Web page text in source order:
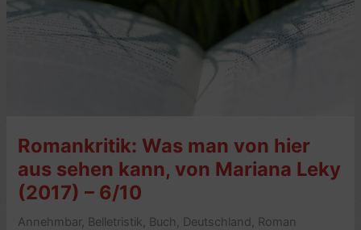
Records
Robert
(2015)
–
6/10
Romankritik: Was man von hier
aus sehen kann, von Mariana Leky
(2017) – 6/10
Annehmbar, Belletristik, Buch , Deutschland, Roman